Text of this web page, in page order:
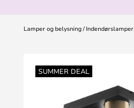
Lamper og belysning Indendørslamper
SUMMER DEAL